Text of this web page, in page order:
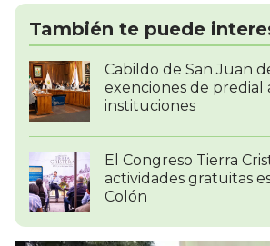
También te puede
Cabildo de San Juan
exenciones de predial
instituciones
El Congreso Tierra
actividades gratuitas
Colón